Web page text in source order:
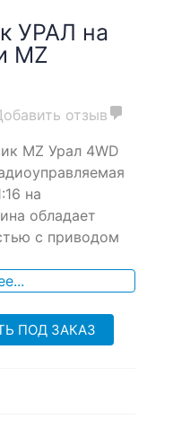
УРАЛ на
MZ
отзыв
MZ Урал 4WD
на
обладает
с приводом
ПОД ЗАКАЗ